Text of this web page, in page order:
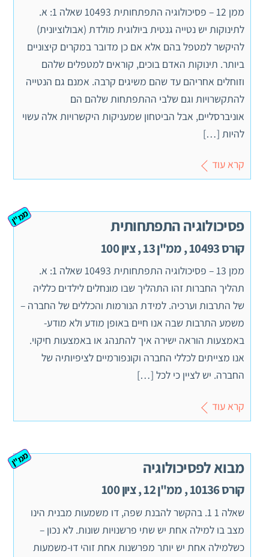
ממן 12 – פסיכולוגיה התפתחותית 10493 שאלה 1: א.
לתינוקות יש נטייה גנטית ביולוגית מולדת (אבולוציונית)
להיקשר למטפל בהם אלא אם כן מדובר במקרים קיצוניים
ביותר. תינוקות האדם בוכים, קוראים למטפלים שלהם
וזוחלים אחריהם עד שהם משיגים קרבה. אמנם גם הנטייה
להתקשרויות וגם שלבי ההתפתחות שלהם הם
אוניברסליים, אבל הביטחון שמעניקות היקשרויות אלה עשוי
להיות […]
קרא עוד
פסיכולוגיה התפתחותית
קורס 10493 , ממ"ן 13 , ציון 100
ממ"ן
ממן 13 – פסיכולוגיה התפתחותית 10493 שאלה 1: א.
תהליך החברות זהו התהליך שבו מונחלים לילדים כלליה
של התרבות וערכיה. למידת הנורמות והכללים של החברה –
משמע התרבות שבה אנו חיים באופן מודע ולא מודע-
באמצעות הוראה ישירה איך להתנהג או באמצעות חיקוי.
אנו מצייתים לכללי החברה וקונפורמיים לציפיותיה של
החברה. יש לציין כי לכל […]
קרא עוד
מבוא לפסיכולוגיה
קורס 10136 , ממ"ן 12 , ציון 100
ממ"ן
שאלה 1 1. בהקשר להבנת שפה, דו משמעות מבנית הינו
מצב בו למילה אחת יש שתי פרשנויות שונות. לא נכון –
כשלמילה אחת יש יותר מפרשנות אחת זוהי דו-משמעות